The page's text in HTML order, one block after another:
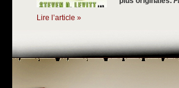
Lire l’article »